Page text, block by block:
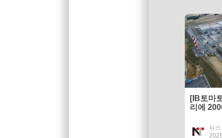
[IB토마
리에
뉴